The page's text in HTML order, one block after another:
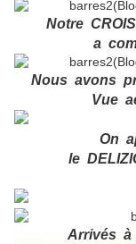
Notre
a
Nous avons
Vue
On
le
Arrivés à